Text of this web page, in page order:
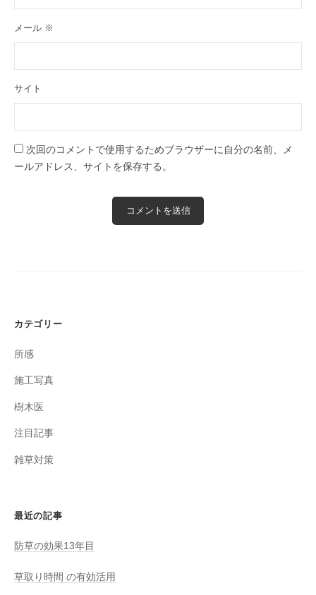
メール ※
サイト
次回のコメントで使用するためブラウザーに自分の名前、メ
ールアドレス、サイトを保存する。
カテゴリー
所感
施工写真
樹木医
注目記事
雑草対策
最近の記事
防草の効果13年目
草取り時間 の有効活用